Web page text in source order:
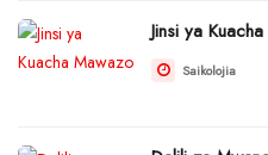
Jinsi ya
Saikolojia